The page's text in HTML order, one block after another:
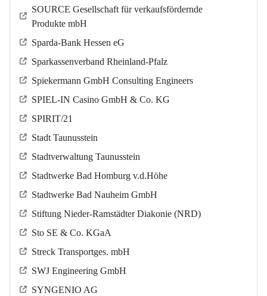
SOURCE Gesellschaft für verkaufsfördernde
Produkte mbH
Sparda-Bank Hessen eG
Sparkassenverband Rheinland-Pfalz
Spiekermann GmbH Consulting Engineers
SPIEL-IN Casino GmbH & Co. KG
SPIRIT/21
Stadt Taunusstein
Stadtverwaltung Taunusstein
Stadtwerke Bad Homburg v.d.Höhe
Stadtwerke Bad Nauheim GmbH
Stiftung Nieder-Ramstädter Diakonie (NRD)
Sto SE & Co. KGaA
Streck Transportges. mbH
SWJ Engineering GmbH
SYNGENIO AG